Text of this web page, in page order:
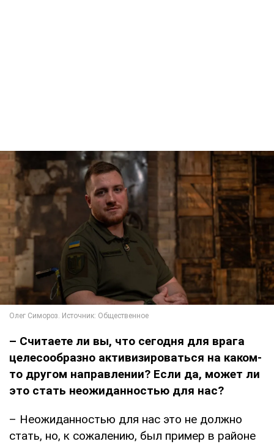
– Считаете ли вы, что сегодня для врага
целесообразно активизироваться на каком-
то другом направлении? Если да, может ли
это стать неожиданностью для нас?
– Неожиданностью для нас это не должно
стать, но, к сожалению, был пример в районе